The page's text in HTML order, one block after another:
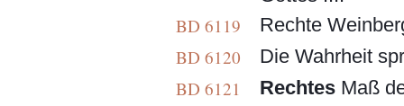
BD 6119
Rechte
BD 6120
Die Wahrheit
BD 6121
Rechtes Maß